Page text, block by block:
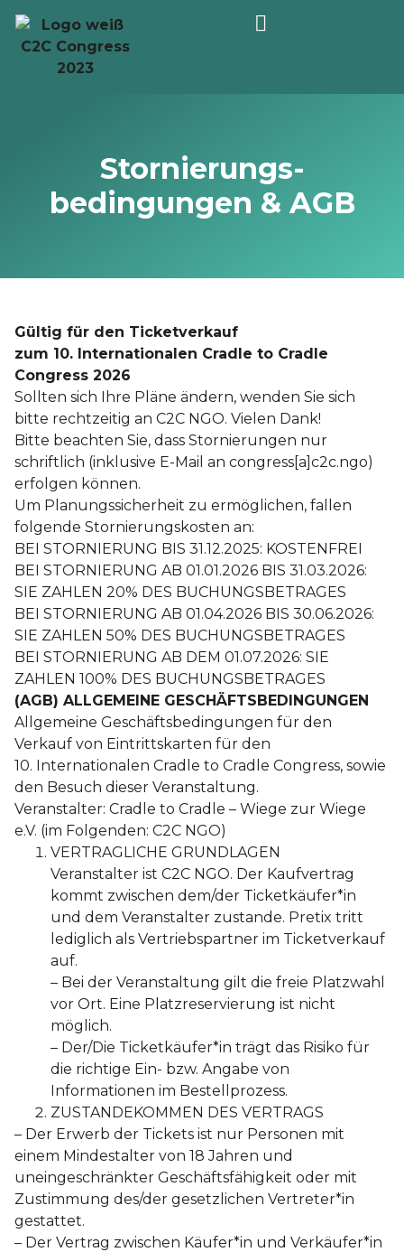
Stornierungs-
bedingungen & AGB
Gültig für den Ticketverkauf
zum 10. Internationalen Cradle to Cradle
Congress 2026
Sollten sich Ihre Pläne ändern, wenden Sie sich
bitte rechtzeitig an C2C NGO. Vielen Dank!
Bitte beachten Sie, dass Stornierungen nur
schriftlich (inklusive E-Mail an congress[a]c2c.ngo)
erfolgen können.
Um Planungssicherheit zu ermöglichen, fallen
folgende Stornierungskosten an:
BEI STORNIERUNG BIS 31.12.2025: KOSTENFREI
BEI STORNIERUNG AB 01.01.2026 BIS 31.03.2026:
SIE ZAHLEN 20% DES BUCHUNGSBETRAGES
BEI STORNIERUNG AB 01.04.2026 BIS 30.06.2026:
SIE ZAHLEN 50% DES BUCHUNGSBETRAGES
BEI STORNIERUNG AB DEM 01.07.2026: SIE
ZAHLEN 100% DES BUCHUNGSBETRAGES
(AGB) ALLGEMEINE GESCHÄFTSBEDINGUNGEN
Allgemeine Geschäftsbedingungen für den
Verkauf von Eintrittskarten für den
10. Internationalen Cradle to Cradle Congress, sowie
den Besuch dieser Veranstaltung.
Veranstalter: Cradle to Cradle – Wiege zur Wiege
e.V. (im Folgenden: C2C NGO)
VERTRAGLICHE GRUNDLAGEN
Veranstalter ist C2C NGO. Der Kaufvertrag
kommt zwischen dem/der Ticketkäufer*in
und dem Veranstalter zustande. Pretix tritt
lediglich als Vertriebspartner im Ticketverkauf
auf.
– Bei der Veranstaltung gilt die freie Platzwahl
vor Ort. Eine Platzreservierung ist nicht
möglich.
– Der/Die Ticketkäufer*in trägt das Risiko für
die richtige Ein- bzw. Angabe von
Informationen im Bestellprozess.
ZUSTANDEKOMMEN DES VERTRAGS
– Der Erwerb der Tickets ist nur Personen mit
einem Mindestalter von 18 Jahren und
uneingeschränkter Geschäftsfähigkeit oder mit
Zustimmung des/der gesetzlichen Vertreter*in
gestattet.
– Der Vertrag zwischen Käufer*in und Verkäufer*in